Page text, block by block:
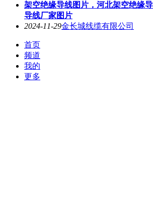
架空绝缘导线图片，河北架空绝缘
导线厂家图片
2024-11-29金长城线缆有限公司
首页
频道
我的
更多